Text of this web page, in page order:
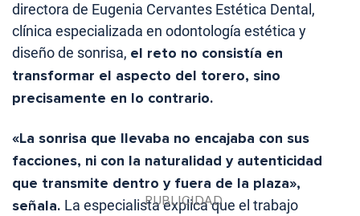
directora de Eugenia Cervantes Estética Dental,
clínica especializada en odontología estética y
diseño de sonrisa, el reto no consistía en
transformar el aspecto del torero, sino
precisamente en lo contrario.
«La sonrisa que llevaba no encajaba con sus
facciones, ni con la naturalidad y autenticidad
que transmite dentro y fuera de la plaza»,
señala. La especialista explica que el trabajo